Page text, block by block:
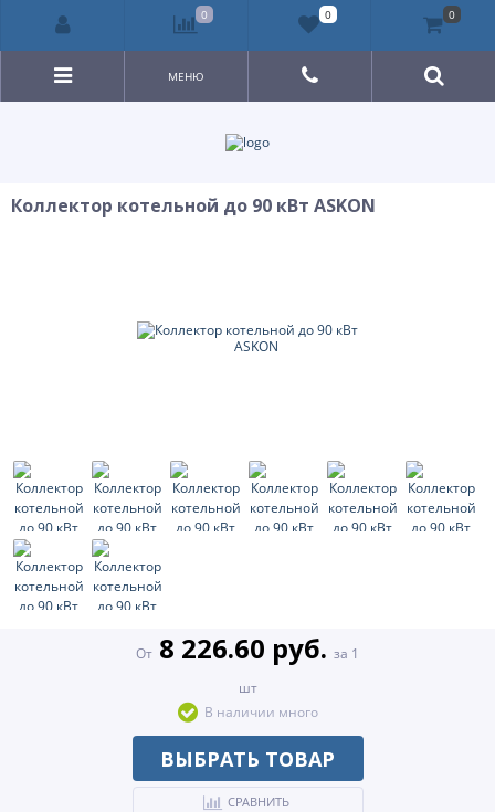
МЕНЮ
Коллектор котельной до 90 кВт ASKON
От 8 226.60 руб. за 1
шт
В наличии много
ВЫБРАТЬ ТОВАР
СРАВНИТЬ
0 0 0